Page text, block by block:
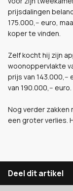
prijsdalingen
175.000,-- euro,
koper te vinden.
Zelf kocht hij zijn
woonoppervlakte
prijs van
van 190.000,-- euro.
Nog verder
een groter verlies.
Deel dit artikel